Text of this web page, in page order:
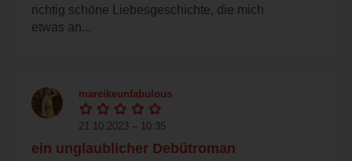
richtig schöne Liebesgeschichte, die mich
etwas an...
mareikeunfabulous
21.10.2023 – 10:35
ein unglaublicher Debütroman